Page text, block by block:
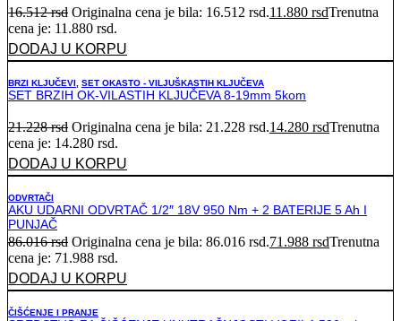
16.512rsd Originalna cena je bila: 16.512 rsd.11.880 rsdTrenutna
cena je: 11.880 rsd.
DODAJ U KORPU
BRZI KLJUČEVI SET OKASTO - VILJUŠKASTIH KLJUČEVA
SET BRZIH OK-VILASTIH KLJUČEVA 8-19mm 5kom
21.228rsd Originalna cena je bila: 21.228 rsd.14.280 rsdTrenutna
cena je: 14.280 rsd.
DODAJ U KORPU
ODVRTAČI
AKU UDARNI ODVRTAČ 1/2″ 18V 950 Nm + 2 BATERIJE 5 Ah I
PUNJAČ
86.016rsd Originalna cena je bila: 86.016 rsd.71.988 rsdTrenutna
cena je: 71.988 rsd.
DODAJ U KORPU
ČIŠĆENJE I PRANJE